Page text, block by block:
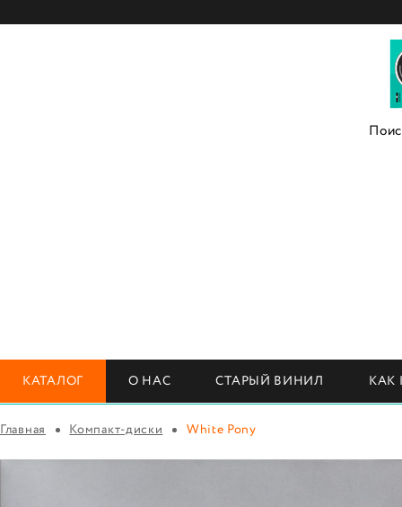
КАТАЛОГ О НАС СТАРЫЙ ВИНИЛ КАК
Главная Компакт-диски White Pony